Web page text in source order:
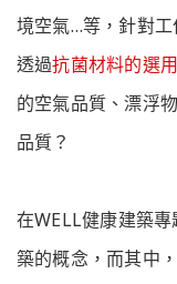
境空氣…等，針對
透過抗菌材料的選用
的空氣品質、漂浮
品質？
在WELL健康建築
築的概念，而其中